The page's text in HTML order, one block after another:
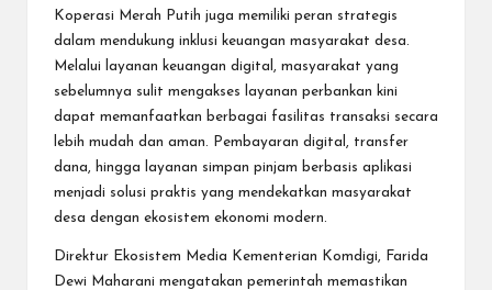
Koperasi Merah Putih juga memiliki peran strategis
dalam mendukung inklusi keuangan masyarakat desa.
Melalui layanan keuangan digital, masyarakat yang
sebelumnya sulit mengakses layanan perbankan kini
dapat memanfaatkan berbagai fasilitas transaksi secara
lebih mudah dan aman. Pembayaran digital, transfer
dana, hingga layanan simpan pinjam berbasis aplikasi
menjadi solusi praktis yang mendekatkan masyarakat
desa dengan ekosistem ekonomi modern.
Direktur Ekosistem Media Kementerian Komdigi, Farida
Dewi Maharani mengatakan pemerintah memastikan